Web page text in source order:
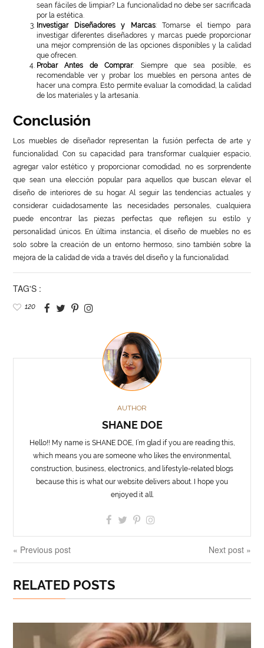
sean fáciles de limpiar? La funcionalidad no debe ser sacrificada
por la estética.
Investigar Diseñadores y Marcas: Tomarse el tiempo para
investigar diferentes diseñadores y marcas puede proporcionar
una mejor comprensión de las opciones disponibles y la calidad
que ofrecen.
Probar Antes de Comprar: Siempre que sea posible, es
recomendable ver y probar los muebles en persona antes de
hacer una compra. Esto permite evaluar la comodidad, la calidad
de los materiales y la artesanía.
Conclusión
Los muebles de diseñador representan la fusión perfecta de arte y
funcionalidad. Con su capacidad para transformar cualquier espacio,
agregar valor estético y proporcionar comodidad, no es sorprendente
que sean una elección popular para aquellos que buscan elevar el
diseño de interiores de su hogar. Al seguir las tendencias actuales y
considerar cuidadosamente las necesidades personales, cualquiera
puede encontrar las piezas perfectas que reflejen su estilo y
personalidad únicos. En última instancia, el diseño de muebles no es
solo sobre la creación de un entorno hermoso, sino también sobre la
mejora de la calidad de vida a través del diseño y la funcionalidad.
TAG'S :
120
AUTHOR
SHANE DOE
Hello!! My name is SHANE DOE, I’m glad if you are reading this,
which means you are someone who likes the environmental,
construction, business, electronics, and lifestyle-related blogs
because this is what our website delivers about. I hope you
enjoyed it all.
« Previous post Next post »
RELATED POSTS